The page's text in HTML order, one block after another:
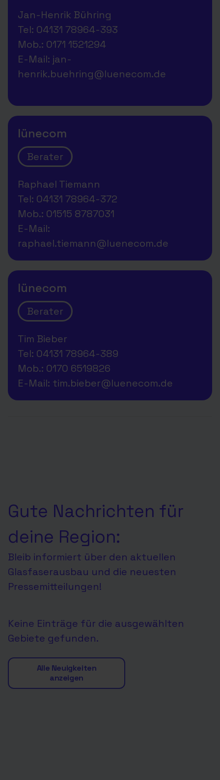
Jan-Henrik Bühring
Tel: 04131 78964-393
Mob.: 0171 1521294‬
E-Mail: jan-
henrik.buehring@luenecom.de
lünecom
Berater
Raphael Tiemann
Tel: 04131 78964-372
Mob.: 01515 8787031
E-Mail:
raphael.tiemann@luenecom.de
lünecom
Berater
Tim Bieber
Tel: 04131 78964-389
Mob.: 0170 6519826
E-Mail: tim.bieber@luenecom.de
Gute Nachrichten für
deine Region:
Bleib informiert über den aktuellen
Glasfaserausbau und die neuesten
Pressemitteilungen!
Keine Einträge für die ausgewählten
Gebiete gefunden.
Alle Neuigkeiten
anzeigen